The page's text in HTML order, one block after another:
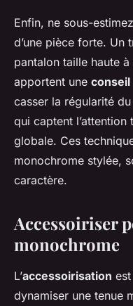
Enfin, ne sous-
d’une pièce forte. Un
pantalon taille haute
apportent une
casser la régularité
qui captent l’attention
globale. Ces
monochrome stylée,
caractère.
Accessoiriser
monochrome
L’accessoirisation
dynamiser une tenue